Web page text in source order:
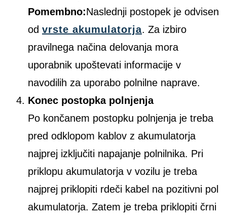
Pomembno:Naslednji postopek je odvisen
od vrste akumulatorja. Za izbiro
pravilnega načina delovanja mora
uporabnik upoštevati informacije v
navodilih za uporabo polnilne naprave.
Konec postopka polnjenja
Po končanem postopku polnjenja je treba
pred odklopom kablov z akumulatorja
najprej izključiti napajanje polnilnika. Pri
priklopu akumulatorja v vozilu je treba
najprej priklopiti rdeči kabel na pozitivni pol
akumulatorja. Zatem je treba priklopiti črni